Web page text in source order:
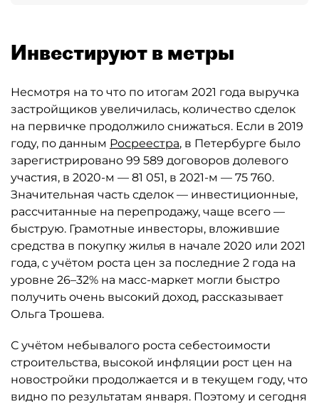
Инвестируют в метры
Несмотря на то что по итогам 2021 года выручка
застройщиков увеличилась, количество сделок
на первичке продолжило снижаться. Если в 2019
году, по данным Росреестра, в Петербурге было
зарегистрировано 99 589 договоров долевого
участия, в 2020-м — 81 051, в 2021-м — 75 760.
Значительная часть сделок — инвестиционные,
рассчитанные на перепродажу, чаще всего —
быструю. Грамотные инвесторы, вложившие
средства в покупку жилья в начале 2020 или 2021
года, с учётом роста цен за последние 2 года на
уровне 26–32% на масс-маркет могли быстро
получить очень высокий доход, рассказывает
Ольга Трошева.
С учётом небывалого роста себестоимости
строительства, высокой инфляции рост цен на
новостройки продолжается и в текущем году, что
видно по результатам января. Поэтому и сегодня